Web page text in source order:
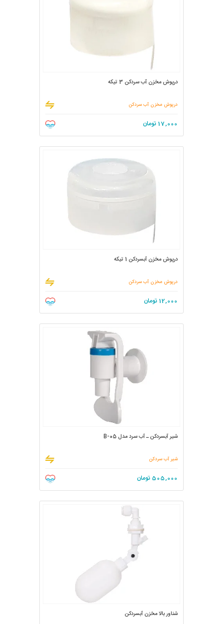
درپوش مخزن آب سردکن 3 تیکه
درپوش مخزن آب سردکن
17,000 تومان
درپوش مخزن آبسردکن 1 تیکه
درپوش مخزن آب سردکن
12,000 تومان
شیر آبسردکن ـ آب سرد مدل B-05
شیر آب سردکن
505,000 تومان
شناور بالا مخزن آبسردکن